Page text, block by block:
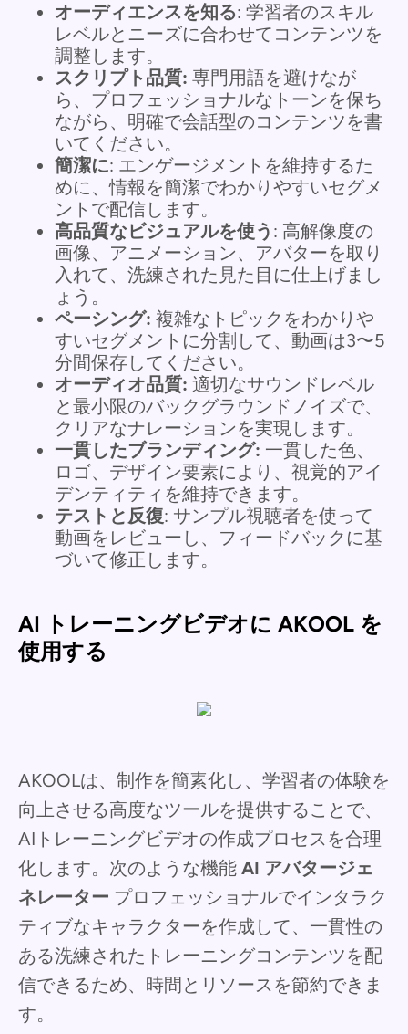
オーディエンスを知る: 学習者のスキル
レベルとニーズに合わせてコンテンツを
調整します。
スクリプト品質: 専門用語を避けなが
ら、プロフェッショナルなトーンを保ち
ながら、明確で会話型のコンテンツを書
いてください。
簡潔に: エンゲージメントを維持するた
めに、情報を簡潔でわかりやすいセグメ
ントで配信します。
高品質なビジュアルを使う : 高解像度の
画像、アニメーション、アバターを取り
入れて、洗練された見た目に仕上げまし
ょう。
ペーシング: 複雑なトピックをわかりや
すいセグメントに分割して、動画は3〜5
分間保存してください。
オーディオ品質: 適切なサウンドレベル
と最小限のバックグラウンドノイズで、
クリアなナレーションを実現します。
一貫したブランディング: 一貫した色、
ロゴ、デザイン要素により、視覚的アイ
デンティティを維持できます。
テストと反復: サンプル視聴者を使って
動画をレビューし、フィードバックに基
づいて修正します。
AI トレーニングビデオに AKOOL を
使用する
AKOOLは、制作を簡素化し、学習者の体験を
向上させる高度なツールを提供することで、
AIトレーニングビデオの作成プロセスを合理
化します。次のような機能 AI アバタージェ
ネレーター プロフェッショナルでインタラク
ティブなキャラクターを作成して、一貫性の
ある洗練されたトレーニングコンテンツを配
信できるため、時間とリソースを節約できま
す。